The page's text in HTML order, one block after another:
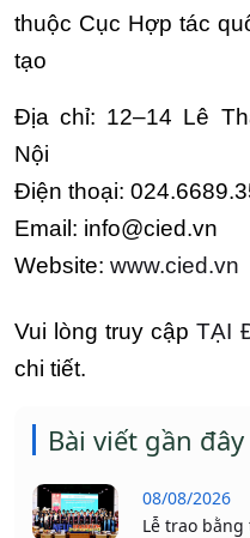
thuộc Cục Hợp tác
tạo
Địa chỉ: 12–14 Lê
Nội
Điện thoại:
Email: info@cied.vn
Website: www.cied.vn
Vui lòng truy cậpTẠI
chi tiết.
Bài viết gần đây
08/08/2026
Lễ trao